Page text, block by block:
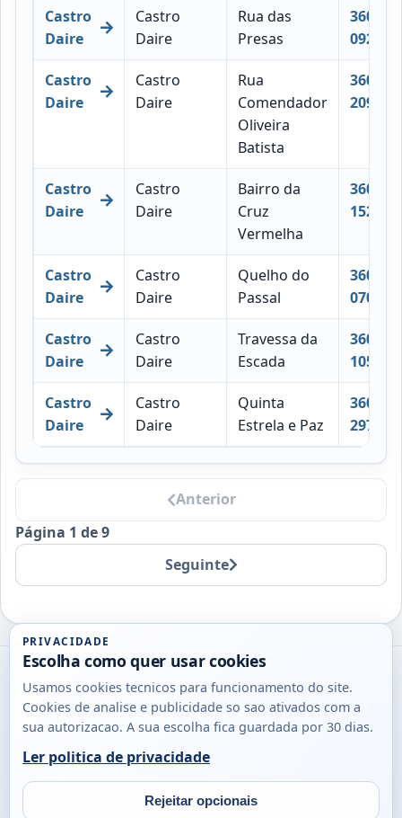
Castro
Daire
Castro
Daire
Rua das
Presas
3600-
092
Castro
Daire
Castro
Daire
Rua
Comendador
Oliveira
Batista
3600-
209
Castro
Daire
Castro
Daire
Bairro da
Cruz
Vermelha
3600-
152
Castro
Daire
Castro
Daire
Quelho do
Passal
3600-
070
Castro
Daire
Castro
Daire
Travessa da
Escada
3600-
105
Castro
Daire
Castro
Daire
Quinta
Estrela e Paz
3600-
297
Anterior
Página 1 de 9
Seguinte
Utils
DB
Consultas
para
cidadaos,
SobrePrivacidade
Campos
Email
PRIVACIDADE
Escolha como quer usar cookies
Usamos cookies tecnicos para funcionamento do site.
Cookies de analise e publicidade so sao ativados com a
sua autorizacao. A sua escolha fica guardada por 30 dias.
Ler politica de privacidade
Rejeitar opcionais